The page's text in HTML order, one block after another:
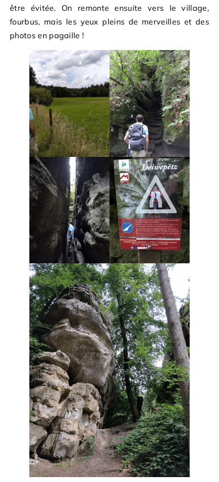
être évitée. On remonte ensuite vers le village,
fourbus, mais les yeux pleins de merveilles et des
photos en pagaille !